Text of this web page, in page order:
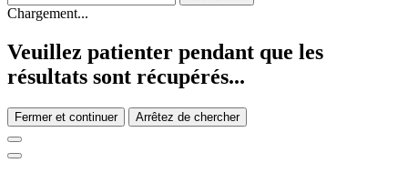
Chargement...
Veuillez patienter pendant que les
résultats sont récupérés...
Fermer et continuer Arrêtez de chercher